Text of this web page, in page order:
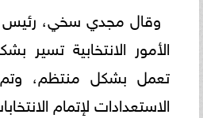
وقال مجدي سخي، رئيس
الأمور الانتخابية تسير
تعمل بشكل منتظم، وتم
الاستعدادات لإتمام